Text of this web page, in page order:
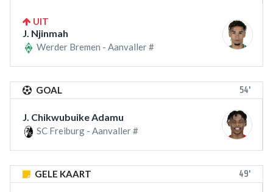
UIT
J. Njinmah
Werder Bremen - Aanvaller #
GOAL 54'
J. Chikwubuike Adamu
SC Freiburg - Aanvaller #
GELE KAART 49'